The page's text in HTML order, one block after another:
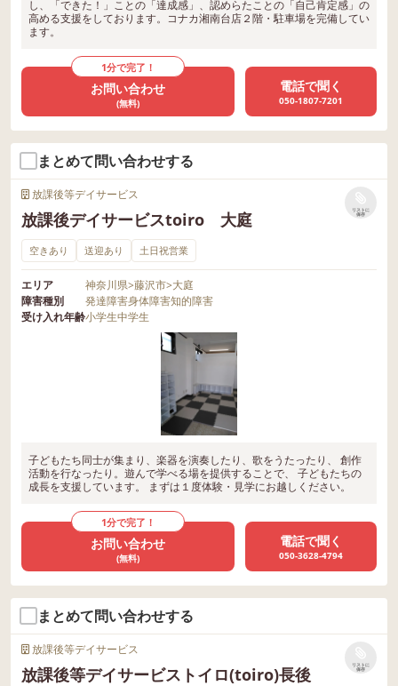
し、「できた！」ことの「達成感」、認めらたことの「自己肯定感」の
高める支援をしております。コナカ湘南台店２階・駐車場を完備してい
ます。
1分で完了！
お問い合わせ
(無料)
電話で聞く
050-1807-7201
まとめて問い合わせする
放課後等デイサービス
放課後デイサービスtoiro 大庭
リストに
保存
空きあり 送迎あり 土日祝営業
エリア 神奈川県>藤沢市>大庭
障害種別
発達障害身体障害知的障害
受け入れ年齢小学生中学生
子どもたち同士が集まり、楽器を演奏したり、歌をうたったり、 創作
活動を行なったり。遊んで学べる場を提供することで、 子どもたちの
成長を支援しています。 まずは１度体験・見学にお越しください。
1分で完了！
お問い合わせ
(無料)
電話で聞く
050-3628-4794
まとめて問い合わせする
放課後等デイサービス
放課後等デイサービストイロ(toiro)長後
リストに
保存